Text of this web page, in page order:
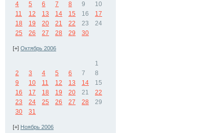
4
5 6 7 8 9
10
11
12 13 14 15 16
17
18
19 20 21 22 23
24
25
26 27 28 29 30
[+] Октябрь 2006
1
2
3 4 5 6 7
8
9
10 11 12 13 14
15
16
17 18 19 20 21
22
23
24 25 26 27 28
29
30
31
[+] Ноябрь 2006